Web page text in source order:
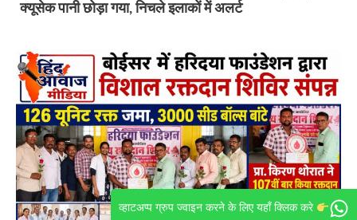
व्हाटअप्प ग्रुप ज्वाइन करने के लिए यहाँ क्लिक करे
क्यूसेक पानी छोड़ा गया, निचले इलाकों में अलर्ट